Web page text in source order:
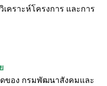
คราะห์โครงการ และการ
ของ กรมพัฒนาสังคมและ